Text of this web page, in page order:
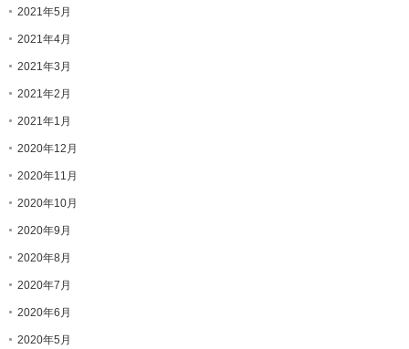
2021年5月
2021年4月
2021年3月
2021年2月
2021年1月
2020年12月
2020年11月
2020年10月
2020年9月
2020年8月
2020年7月
2020年6月
2020年5月